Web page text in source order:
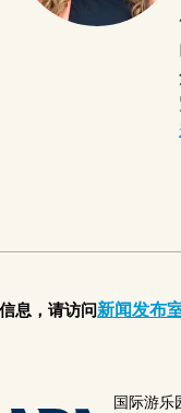
息，请访问新闻发布
国际游乐